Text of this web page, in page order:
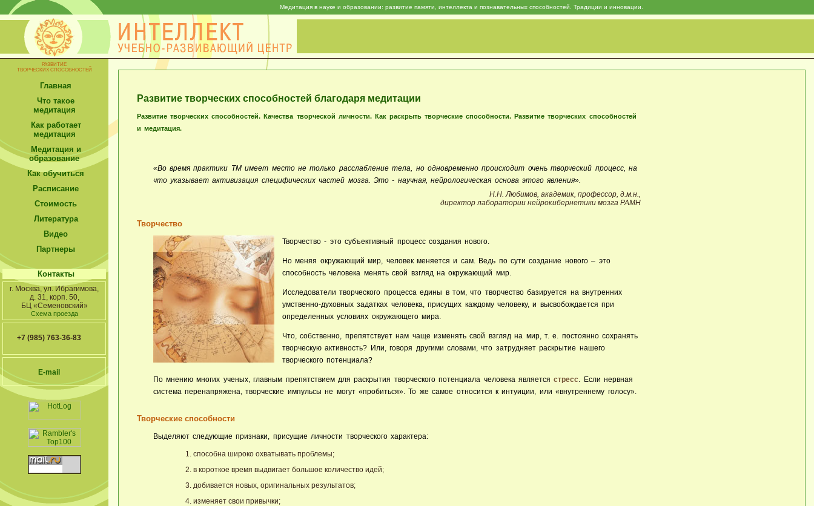
Медитация в науке и образовании: развитие памяти, интеллекта и познавательных способностей. Традиции и инновации.
РАЗВИТИЕ
ТВОРЧЕСКИХ СПОСОБНОСТЕЙ
Главная
Что такое
медитация
Как работает
медитация
Медитация и
образование
Как обучиться
Расписание
Стоимость
Литература
Видео
Партнеры
Контакты
г. Москва, ул. Ибрагимова,
д. 31, корп. 50,
БЦ «Семеновский»
Схема проезда
+7 (985) 763-36-83
E-mail
Развитие творческих способностей благодаря медитации
Развитие творческих способностей. Качества творческой личности. Как раскрыть творческие способности. Развитие творческих способностей
и медитация.
«Во время практики ТМ имеет место не только расслабление тела, но одновременно происходит очень творческий процесс, на
что указывает активизация специфических частей мозга. Это - научная, нейрологическая основа этого явления».
Н.Н. Любимов, академик, профессор, д.м.н.,
директор лаборатории нейрокибернетики мозга РАМН
Творчество
Творчество - это субъективный процесс создания нового.
Но меняя окружающий мир, человек меняется и сам. Ведь по сути создание нового – это
способность человека менять свой взгляд на окружающий мир.
Исследователи творческого процесса едины в том, что творчество базируется на внутренних
умственно-духовных задатках человека, присущих каждому человеку, и высвобождается при
определенных условиях окружающего мира.
Что, собственно, препятствует нам чаще изменять свой взгляд на мир, т. е. постоянно сохранять
творческую активность? Или, говоря другими словами, что затрудняет раскрытие нашего
творческого потенциала?
По мнению многих ученых, главным препятствием для раскрытия творческого потенциала человека являетсястресс. Если нервная
система перенапряжена, творческие импульсы не могут «пробиться». То же самое относится к интуиции, или «внутреннему голосу».
Творческие способности
Выделяют следующие признаки, присущие личности творческого характера:
способна широко охватывать проблемы;
в короткое время выдвигает большое количество идей;
добивается новых, оригинальных результатов;
изменяет свои привычки;